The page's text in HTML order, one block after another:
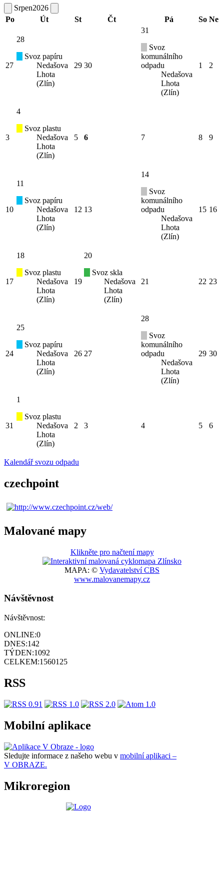
Srpen2026
Po
Út St Čt Pá So Ne
27
28
Svoz papíru
Nedašova
Lhota
(Zlín)
29 30
31
Svoz
komunálního
odpadu
Nedašova
Lhota
(Zlín)
1 2
3
4
Svoz plastu
Nedašova
Lhota
(Zlín)
5 6 7 8 9
10
11
Svoz papíru
Nedašova
Lhota
(Zlín)
12 13
14
Svoz
komunálního
odpadu
Nedašova
Lhota
(Zlín)
15 16
17
18
Svoz plastu
Nedašova
Lhota
(Zlín)
19
20
Svoz skla
Nedašova
Lhota
(Zlín)
21 22 23
24
25
Svoz papíru
Nedašova
Lhota
(Zlín)
26 27
28
Svoz
komunálního
odpadu
Nedašova
Lhota
(Zlín)
29 30
31
1
Svoz plastu
Nedašova
Lhota
(Zlín)
2 3 4 5 6
Kalendář svozu odpadu
czechpoint
Malované mapy
Klikněte pro načtení mapy
MAPA: © Vydavatelství CBS
www.malovanemapy.cz
Návštěvnost
Návštěvnost:
ONLINE:0
DNES:142
TÝDEN:1092
CELKEM:1560125
RSS
Mobilní aplikace
Sledujte informace z našeho webu v mobilní aplikaci –
V OBRAZE.
Mikroregion